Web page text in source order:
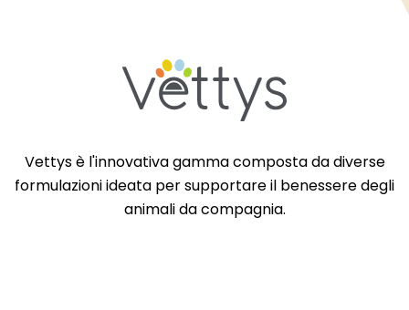
Vettys è l'innovativa gamma composta da diverse
formulazioni ideata per supportare il benessere degli
animali da compagnia.